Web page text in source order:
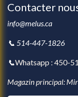
Contacter
info@melus.ca
📞 514-447-1826
📞Whatsapp : 450-
Magazin principal: